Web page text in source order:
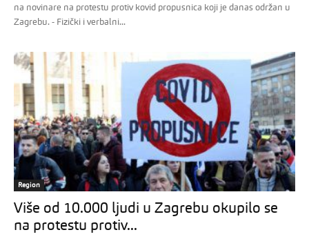
na novinare na protestu protiv kovid propusnica koji je danas održan u
Zagrebu. - Fizički i verbalni...
Region
Više od 10.000 ljudi u Zagrebu okupilo se
na protestu protiv...